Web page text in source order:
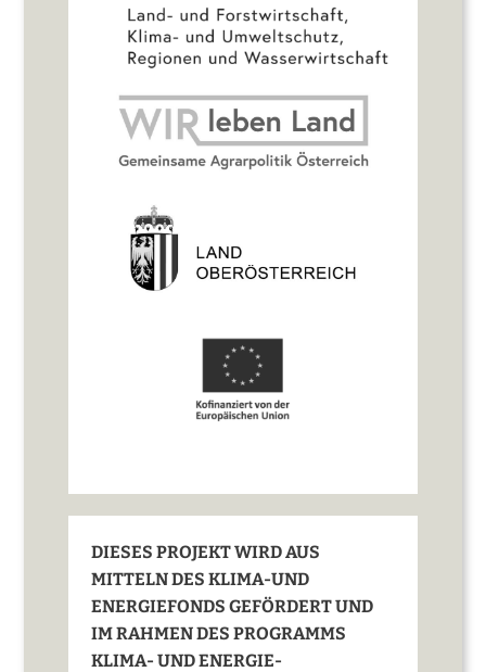
DIESES PROJEKT WIRD AUS
MITTELN DES KLIMA-UND
ENERGIEFONDS GEFÖRDERT UND
IM RAHMEN DES PROGRAMMS
KLIMA- UND ENERGIE-